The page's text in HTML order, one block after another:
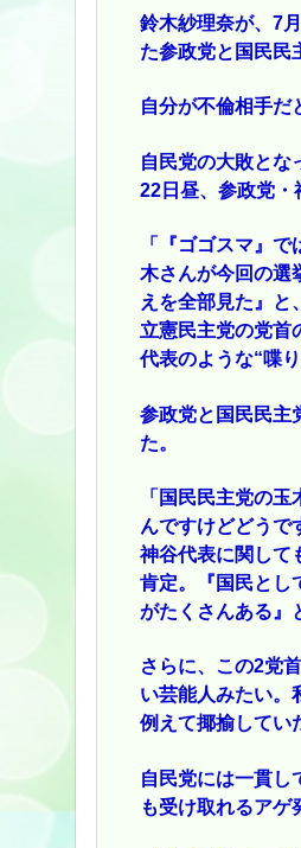
鈴木紗理奈が、7
た参政党と国民民
自分が不倫相手だ
自民党の大敗とな
22日昼、参政党・
「『ゴゴスマ』
木さんが今回の選
えを全部見た』と
立憲民主党の党首
代表のような“喋
参政党と国民民主
た。
「国民民主党の
んですけどどうで
神谷代表に関して
肯定。『国民とし
がたくさんある』
さらに、この2党
い芸能人みたい。
例えて揶揄してい
自民党には一貫し
も受け取れるアゲ